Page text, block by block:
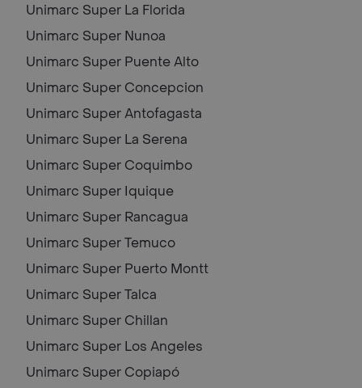
Unimarc Super La Florida
Unimarc Super Nunoa
Unimarc Super Puente Alto
Unimarc Super Concepcion
Unimarc SuperAntofagasta
Unimarc Super La Serena
Unimarc Super Coquimbo
Unimarc Super Iquique
Unimarc Super Rancagua
Unimarc SuperTemuco
Unimarc Super Puerto Montt
Unimarc SuperTalca
Unimarc Super Chillan
Unimarc Super Los Angeles
Unimarc Super Copiapó